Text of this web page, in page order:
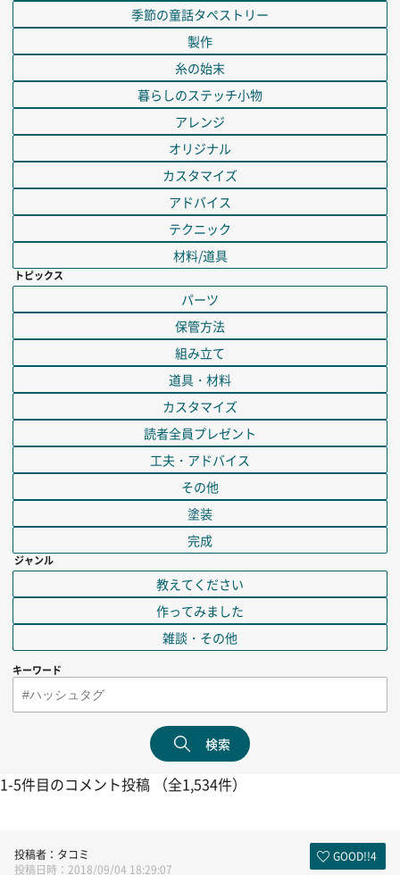
季節の童話タペストリー
製作
糸の始末
暮らしのステッチ小物
アレンジ
オリジナル
カスタマイズ
アドバイス
テクニック
材料/道具
トピックス
パーツ
保管方法
組み立て
道具・材料
カスタマイズ
読者全員プレゼント
工夫・アドバイス
その他
塗装
完成
ジャンル
教えてください
作ってみました
雑談・その他
キーワード
検索
1-5件目のコメント投稿 （全1,534件）
2018/09/04 18:29:07
タコミ GOOD!!4